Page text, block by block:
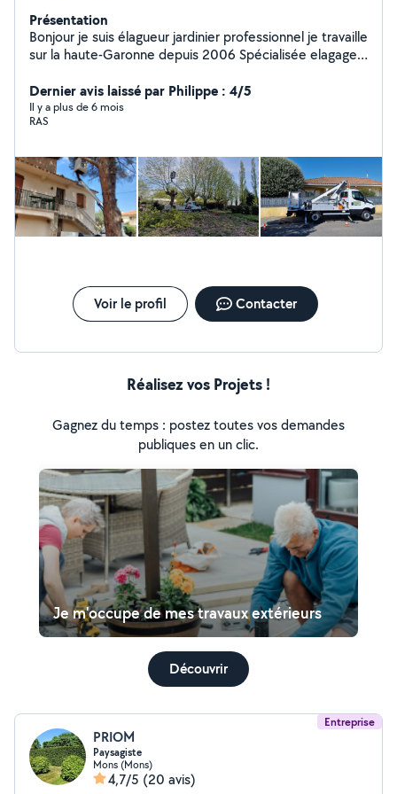
Présentation
Bonjour je suis élagueur jardinier professionnel je travaille
sur la haute-Garonne depuis 2006 Spécialisée elagage
sécurité N'hésitez pas à demander à devis gratuit
Dernier avis laissé par Philippe : 4/5
Il y a plus de 6 mois
RAS
Voir le profil Contacter
Réalisez vos Projets !
Gagnez du temps : postez toutes vos demandes
publiques en un clic.
Je m'occupe de mes travaux extérieurs
Découvrir
Entreprise
PRIOM
Paysagiste
Mons (Mons)
4,7/5 (20 avis)